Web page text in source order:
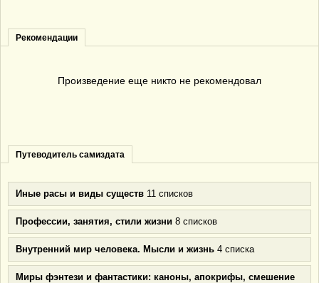
Рекомендации
Произведение еще никто не рекомендовал
Путеводитель самиздата
Иные расы и виды существ 11 списков
Профессии, занятия, стили жизни 8 списков
Внутренний мир человека. Мысли и жизнь 4 списка
Миры фэнтези и фантастики: каноны, апокрифы, смешение